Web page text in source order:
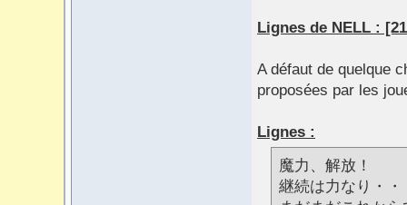
Lignes de NELL :
A défaut de quelque
proposées par les
Lignes :
魔力、解放！
継続は力なり・